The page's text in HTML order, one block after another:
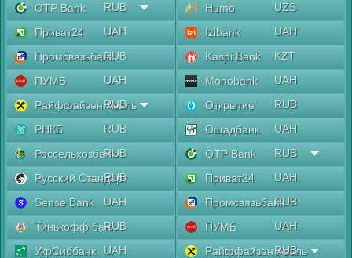
OTP Bank
RUB
Приват24
UAH
ПромсвязьбанкRUB
ПУМБ
UAH
Райффайзен Аваль
RUB
РНКБ
RUB
РоссельхозбанкRUB
Русский Стандарт
RUB
Sense Bank
UAH
Тинькофф банкRUB
УкрСиббанк
UAH
Humo
UZS
Izibank
UAH
Kaspi Bank
KZT
Monobank
UAH
Открытие
RUB
Ощадбанк
UAH
OTP Bank
RUB
Приват24
UAH
ПромсвязьбанкRUB
ПУМБ
UAH
Райффайзен Аваль
RUB